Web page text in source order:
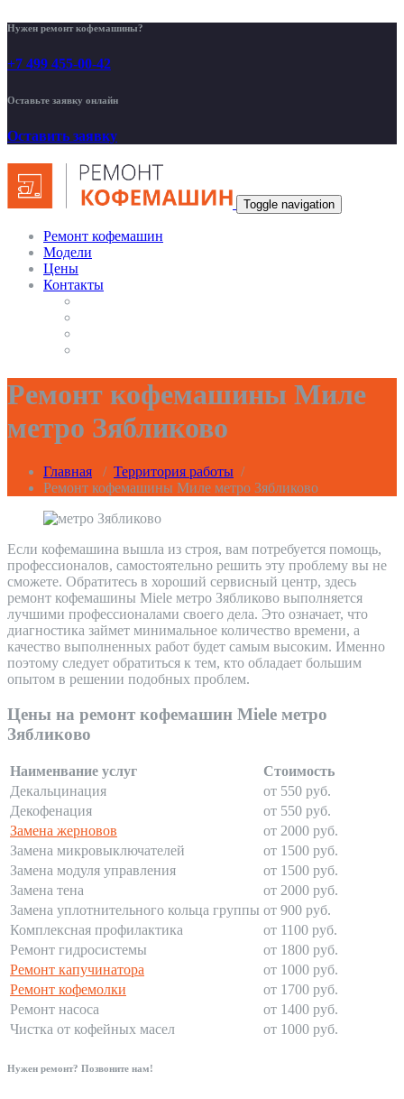
Нужен ремонт кофемашины?
+7 499 455-00-42
Оставьте заявку онлайн
Оставить заявку
Toggle navigation
Ремонт кофемашин
Модели
Цены
Контакты
Ремонт кофемашины Миле
метро Зябликово
Главная / Территория работы /
Ремонт кофемашины Миле метро Зябликово
Если кофемашина вышла из строя, вам потребуется помощь,
профессионалов, самостоятельно решить эту проблему вы не
сможете. Обратитесь в хороший сервисный центр, здесь
ремонт кофемашины Miele метро Зябликово выполняется
лучшими профессионалами своего дела. Это означает, что
диагностика займет минимальное количество времени, а
качество выполненных работ будет самым высоким. Именно
поэтому следует обратиться к тем, кто обладает большим
опытом в решении подобных проблем.
Цены на ремонт кофемашин Miele метро
Зябликово
Наименвание услуг
Стоимость
Декальцинация
от 550 руб.
Декофенация
от 550 руб.
Замена жерновов
от 2000 руб.
Замена микровыключателей
от 1500 руб.
Замена модуля управления
от 1500 руб.
Замена тена
от 2000 руб.
Замена уплотнительного кольца группы от 900 руб.
Комплексная профилактика
от 1100 руб.
Ремонт гидросистемы
от 1800 руб.
Ремонт капучинатора
от 1000 руб.
Ремонт кофемолки
от 1700 руб.
Ремонт насоса
от 1400 руб.
Чистка от кофейных масел
от 1000 руб.
Нужен ремонт? Позвоните нам!